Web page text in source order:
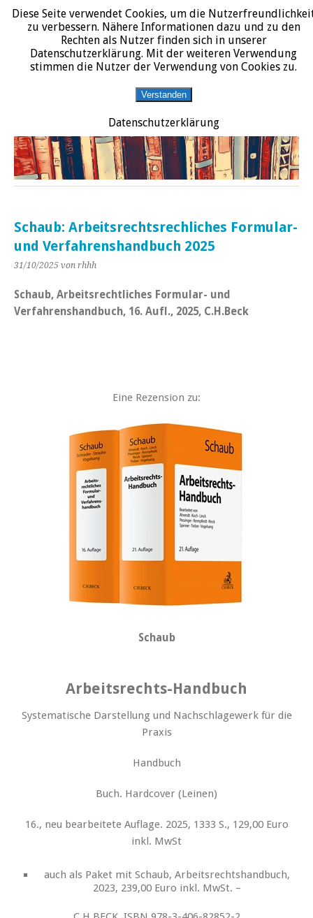
START DATENSCHUTZERKLÄRUNG IMPRESSUM ÜBER JURALIT
JURALIT
Rezensionen juristischer Literatur
Schaub: Arbeitsrechtsrechliches Formular-
und Verfahrenshandbuch 2025
31/10/2025 von rhhh
Schaub, Arbeitsrechtliches Formular- und
Verfahrenshandbuch, 16. Aufl., 2025, C.H.Beck
Eine Rezension zu:
Schaub
Arbeitsrechts-Handbuch
Systematische Darstellung und Nachschlagewerk für die
Praxis
Handbuch
Buch. Hardcover (Leinen)
16., neu bearbeitete Auflage. 2025, 1333 S., 129,00 Euro
inkl. MwSt
auch als Paket mit Schaub, Arbeitsrechtshandbuch,
2023, 239,00 Euro inkl. MwSt. –
Diese Seite verwendet Cookies, um die
zu verbessern. Nähere Informationen dazu und zu den
Rechten als Nutzer finden sich in unserer
Datenschutzerklärung. Mit der weiteren Verwendung
stimmen die Nutzer der Verwendung von Cookies zu.
Verstanden
Datenschutzerklärung